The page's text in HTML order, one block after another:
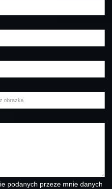
podanych przeze mnie danych